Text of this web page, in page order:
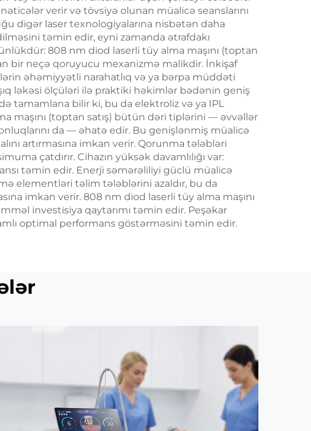
Itirmə və
Davamlı, Təmasdan
Azad Kliniki İstifadə
üçün
verir və tövsiyə olunan müalicə seanslarını
digər laser texnologiyalarına nisbətən daha
təmin edir, eyni zamanda ətrafdakı
808 nm diod laserli tüy alma maşını (toptan
bir neçə qoruyucu mexanizmə malikdir. İnkişaf
əhəmiyyətli narahatlıq və ya bərpa müddəti
ləkəsi ölçüləri ilə praktiki həkimlər bədənin geniş
tamamlana bilir ki, bu da elektroliz və ya IPL
maşını (toptan satış) bütün dəri tiplərini — əvvəllər
da — əhatə edir. Bu genişlənmiş müalicə
artırmasına imkan verir. Qorunma tələbləri
çatdırır. Cihazın yüksək davamlılığı var:
təmin edir. Enerji səmərəliliyi güclü müalicə
elementləri təlim tələblərini azaldır, bu da
imkan verir. 808 nm diod laserli tüy alma maşını
investisiya qaytarımı təmin edir. Peşəkar
optimal performans göstərməsini təmin edir.